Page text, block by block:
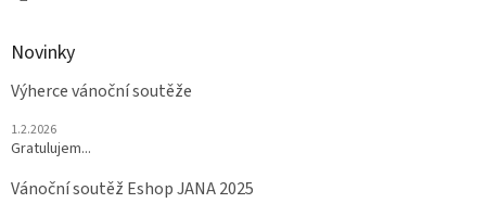
Novinky
Výherce vánoční soutěže
1.2.2026
Gratulujem...
Vánoční soutěž Eshop JANA 2025